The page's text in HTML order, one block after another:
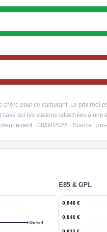
pour ce carburant. Le prix réel
sur les stations rattachées à
· 08/08/2026 · Source :
Diesel
E85 & GPL
0,840 €
0,848 €